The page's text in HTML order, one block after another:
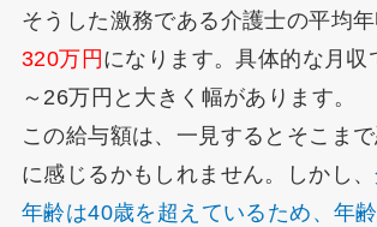
そうした激務である介護士の平均年
320万円 になります。具体的な月収
～26万円と大きく幅があります。
この給与額は、一見するとそこま
に感じるかもしれません。しかし、
年齢は40歳を超えているため、年